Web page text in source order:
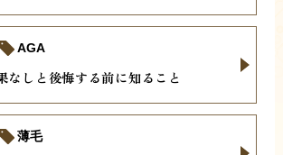
なしと後悔する前に知ること
AGA
薄毛